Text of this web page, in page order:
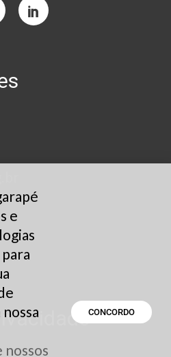
e
nossos
CONCORDO